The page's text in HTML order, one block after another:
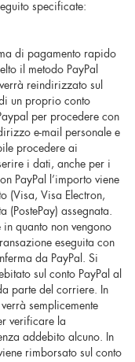
specificate:
di pagamento rapido
il metodo PayPal
reindirizzato sul
un proprio conto
per procedere con
e-mail personale e
procedere ai
i dati, anche per i
PayPal l’importo viene
(Visa, Visa Electron,
(PostePay) assegnata.
in quanto non vengono
eseguita con
da PayPal. Si
sul conto PayPal al
parte del corriere. In
semplicemente
verificare la
addebito alcuno. In
rimborsato sul conto